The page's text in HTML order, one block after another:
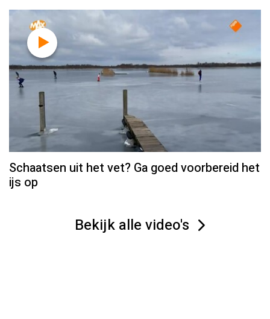
Schaatsen uit het vet? Ga goed voorbereid het
ijs op
Bekijk alle video's